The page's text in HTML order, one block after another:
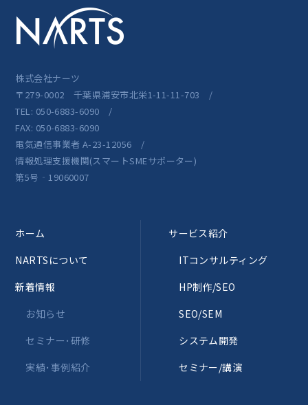
株式会社ナーツ
〒279-0002 千葉県浦安市北栄1-11-11-703 /
TEL: 050-6883-6090 /
FAX: 050-6883-6090
電気通信事業者 A-23-12056 /
情報処理支援機関(スマートSMEサポーター)
第5号‐19060007
ホーム
NARTSについて
新着情報
お知らせ
セミナー･研修
実績･事例紹介
サービス紹介
ITコンサルティング
HP制作/SEO
SEO/SEM
システム開発
セミナー/講演